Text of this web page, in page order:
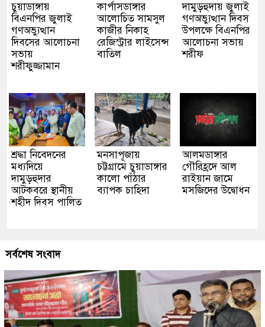
চুয়াডাঙ্গায়
বিএনপির জুলাই
গণঅভ্যুত্থান
দিবসের আলোচনা
সভায়
শরীফুজ্জামান
কার্পাসডাঙ্গার
আলোচিত সামসুল
কাজীর নিকাহ
রেজিস্ট্রার লাইসেন্স
বাতিল
দামুড়হুদায় জুলাই
গণঅভ্যুত্থান দিবস
উপলক্ষে বিএনপির
আলোচনা সভায়
শরীফ
শ্রদ্ধা নিবেদনের
মধ্যদিয়ে
দামুড়হুদার
আটকবরে স্থানীয়
শহীদ দিবস পালিত
মনসাপূজায়
চট্টগ্রামে চুয়াডাঙ্গার
কালো পাঁঠার
ব্যাপক চাহিদা
আলমডাঙ্গার
গৌরিহ্রদে আল
রাইয়ান জামে
মসজিদের উদ্বোধন
সর্বশেষ সংবাদ